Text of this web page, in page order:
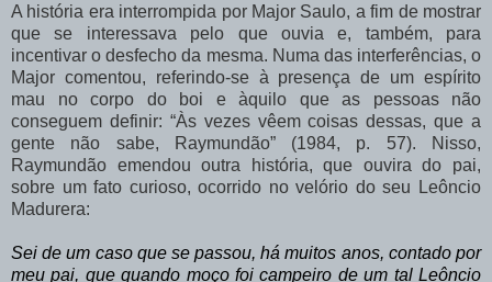
A história era interrompida por Major Saulo, a fim de mostrar
que
se
interessava pelo que ouvia e, também, para
incentivar o desfecho da mesma. Numa das interferências, o
Major comentou, referindo-se à presença de um espírito
mau no corpo do boi e àquilo que as
pessoas
não
conseguem definir: “Às vezes vêem coisas dessas, que a
gente
não
sabe, Raymundão” (1984, p. 57). Nisso,
Raymundão emendou outra história, que ouvira do pai,
sobre um fato curioso, ocorrido no velório do seu Leôncio
Madurera:
Sei de um caso que se passou, há muitos anos, contado por
meu pai, que quando moço foi campeiro de um tal Leôncio